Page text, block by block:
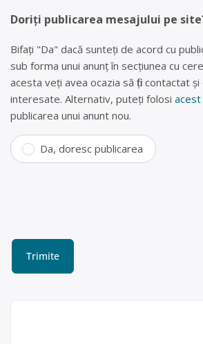
Doriți publicarea mesajului pe
Bifați "Da" dacă sunteți de acord cu
sub forma unui anunț în secțiunea cu
acesta veți avea ocazia să fiți contactat
interesate. Alternativ, puteți folosi
publicarea unui anunt nou.
Da, doresc publicarea